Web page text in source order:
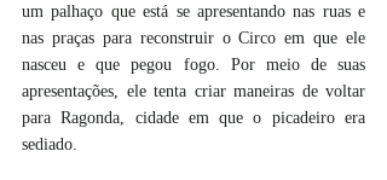
um palhaço que está se apresentando nas ruas e
nas praças para reconstruir o Circo em que ele
nasceu e que pegou fogo. Por meio de suas
apresentações, ele tenta criar maneiras de voltar
para Ragonda, cidade em que o picadeiro era
sediado.